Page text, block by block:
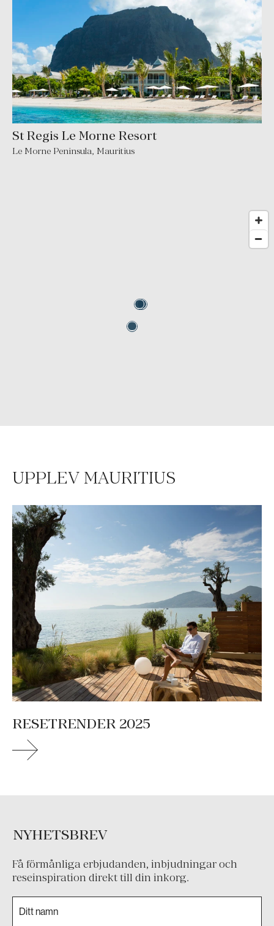
St Regis Le Morne Resort
Le Morne Peninsula, Mauritius
UPPLEV MAURITIUS
RESETRENDER 2025
NYHETSBREV
Få förmånliga erbjudanden, inbjudningar och
reseinspiration direkt till din inkorg.